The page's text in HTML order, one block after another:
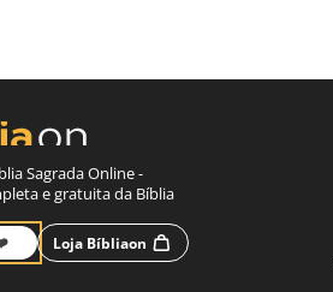
Sagrada Online -
e gratuita da Bíblia
Loja Bíbliaon